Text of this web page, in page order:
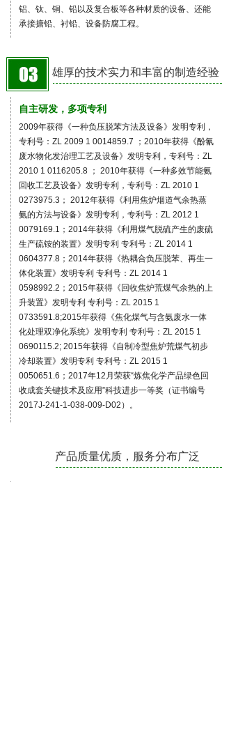
雄厚的技术实力和丰富的制造经验
自主研发，多项专利
2009年获得《一种负压脱苯方法及设备》发明专利，
专利号：ZL 2009 1 0014859.7 ；2010年获得《酚氰
废水物化发治理工艺及设备》发明专利，专利号：ZL
2010 1 0116205.8 ； 2010年获得《一种多效节能氨
回收工艺及设备》发明专利，专利号：ZL 2010 1
0273975.3； 2012年获得《利用焦炉烟道气余热蒸
氨的方法与设备》发明专利，专利号：ZL 2012 1
0079169.1；2014年获得《利用煤气脱硫产生的废硫
生产硫铵的装置》发明专利 专利号：ZL 2014 1
0604377.8；2014年获得《热耦合负压脱苯、再生一
体化装置》发明专利 专利号：ZL 2014 1
0598992.2；2015年获得《回收焦炉荒煤气余热的上
升装置》发明专利 专利号：ZL 2015 1
0733591.8;2015年获得《焦化煤气与含氨废水一体
化处理双净化系统》发明专利 专利号：ZL 2015 1
0690115.2; 2015年获得《自制冷型焦炉荒煤气初步
冷却装置》发明专利 专利号：ZL 2015 1
0050651.6；2017年12月荣获“炼焦化学产品绿色回
收成套关键技术及应用”科技进步一等奖（证书编号
2017J-241-1-038-009-D02）。
铝、钛、铜、铅以及复合板等各种材质的设备、还能
承接搪铅、衬铅、设备防腐工程。
产品质量优质，服务分布广泛